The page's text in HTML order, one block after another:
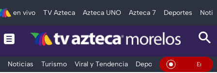
en vivo TV Azteca Azteca UNO Azteca 7 Deportes
Noticias Turismo Viral y Tendencia Deportes Espectáculos
En Vivo